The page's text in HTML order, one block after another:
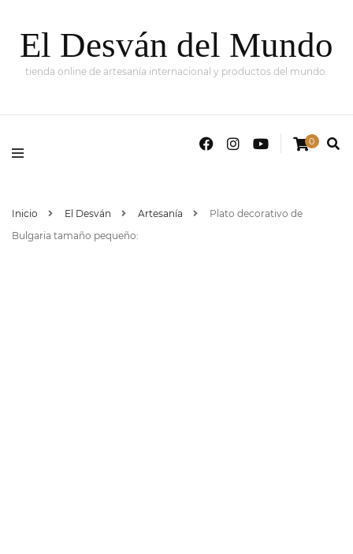
El Desván del Mundo
tienda online de artesanía internacional y productos del mundo.
0
Inicio El Desván Artesanía
Plato decorativo de
Bulgaria tamaño pequeño: